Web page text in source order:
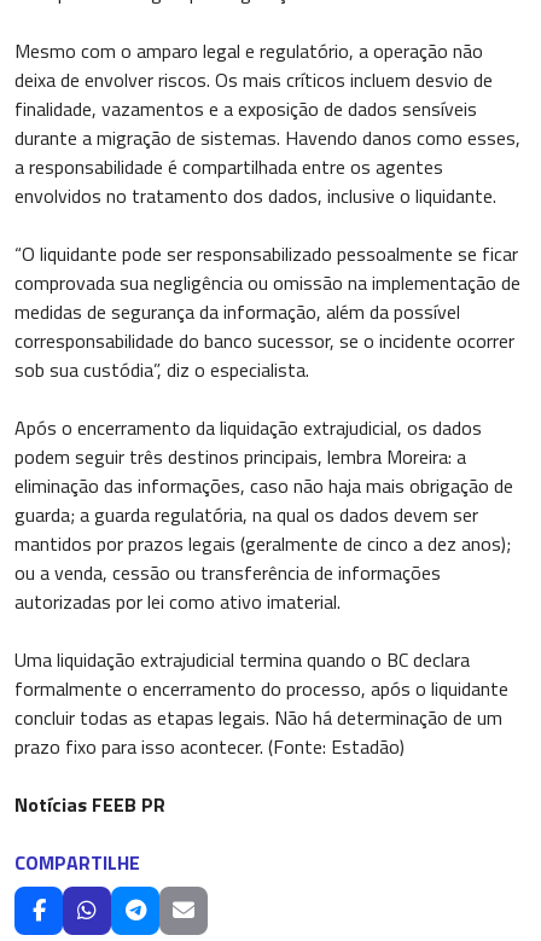
Mesmo com o amparo legal e regulatório, a operação não
deixa de envolver riscos. Os mais críticos incluem desvio de
finalidade, vazamentos e a exposição de dados sensíveis
durante a migração de sistemas. Havendo danos como esses,
a responsabilidade é compartilhada entre os agentes
envolvidos no tratamento dos dados, inclusive o liquidante.
“O liquidante pode ser responsabilizado pessoalmente se ficar
comprovada sua negligência ou omissão na implementação de
medidas de segurança da informação, além da possível
corresponsabilidade do banco sucessor, se o incidente ocorrer
sob sua custódia”, diz o especialista.
Após o encerramento da liquidação extrajudicial, os dados
podem seguir três destinos principais, lembra Moreira: a
eliminação das informações, caso não haja mais obrigação de
guarda; a guarda regulatória, na qual os dados devem ser
mantidos por prazos legais (geralmente de cinco a dez anos);
ou a venda, cessão ou transferência de informações
autorizadas por lei como ativo imaterial.
Uma liquidação extrajudicial termina quando o BC declara
formalmente o encerramento do processo, após o liquidante
concluir todas as etapas legais. Não há determinação de um
prazo fixo para isso acontecer. (Fonte: Estadão)
Notícias FEEB PR
COMPARTILHE